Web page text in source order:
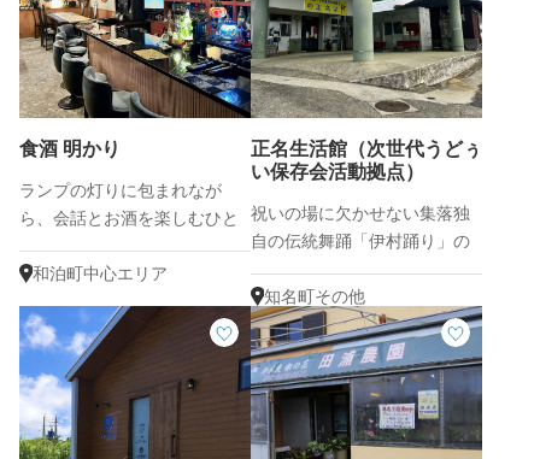
食酒 明かり
ランプの灯りに包まれなが
ら、会話とお酒を楽しむひと
和泊町中心エリア
正名生活館（次世代うどぅ
い保存会活動拠点）
祝いの場に欠かせない集落独
自の伝統舞踊「伊村踊り」の
知名町その他